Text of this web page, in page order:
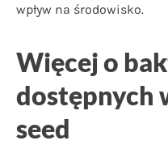
wpływ na środowisko.
Więcej o
dostępnych
seed